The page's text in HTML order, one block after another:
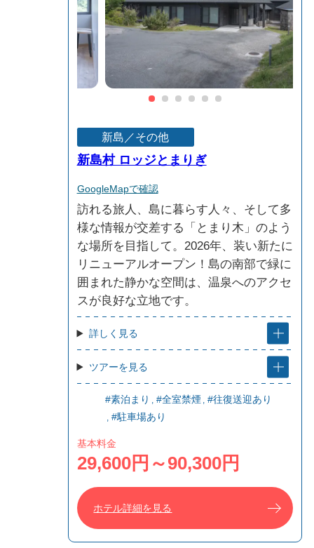
新島／その他
新島村 ロッジとまりぎ
GoogleMapで確認
訪れる旅人、島に暮らす人々、そして多
様な情報が交差する「とまり木」のよう
な場所を目指して。2026年、装い新たに
リニューアルオープン！島の南部で緑に
囲まれた静かな空間は、温泉へのアクセ
スが良好な立地です。
詳しく見る
ツアーを見る
#素泊まり #全室禁煙 #往復送迎あり
#駐車場あり
基本料金
29,600円～90,300円
ホテル詳細を見る